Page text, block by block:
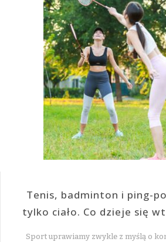
Tenis, badminton i ping-
tylko ciało. Co dzieje się
Sport uprawiamy zwykle z myślą o